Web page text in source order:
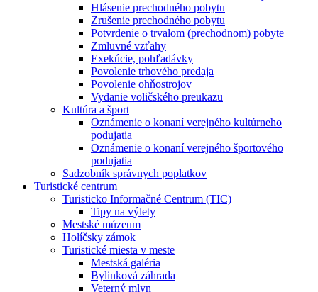
Hlásenie prechodného pobytu
Zrušenie prechodného pobytu
Potvrdenie o trvalom (prechodnom) pobyte
Zmluvné vzťahy
Exekúcie, pohľadávky
Povolenie trhového predaja
Povolenie ohňostrojov
Vydanie voličského preukazu
Kultúra a šport
Oznámenie o konaní verejného kultúrneho
podujatia
Oznámenie o konaní verejného športového
podujatia
Sadzobník správnych poplatkov
Turistické centrum
Turisticko Informačné Centrum (TIC)
Tipy na výlety
Mestské múzeum
Holíčsky zámok
Turistické miesta v meste
Mestská galéria
Bylinková záhrada
Veterný mlyn